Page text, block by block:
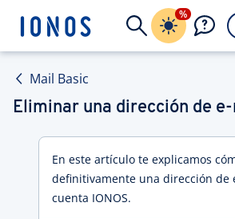
%
Mail Basic
Eliminar una dirección de
En este artículo te explicamos
definitivamente una dirección de
cuenta IONOS.